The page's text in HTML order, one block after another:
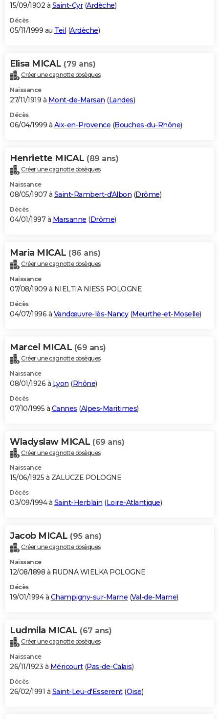
15/09/1902 à Saint-Cyr(Ardèche)
Décès
05/11/1999 au Teil (Ardèche)
Elisa MICAL (79 ans)
Créer une cagnotte obsèques
Naissance
27/11/1919 à Mont-de-Marsan (Landes)
Décès
06/04/1999 à Aix-en-Provence (Bouches-du-Rhône)
Henriette MICAL (89 ans)
Créer une cagnotte obsèques
Naissance
08/05/1907 à Saint-Rambert-d'Albon (Drôme)
Décès
04/01/1997 à Marsanne (Drôme)
Maria MICAL (86 ans)
Créer une cagnotte obsèques
Naissance
07/08/1909 à NIELTIA NIESS POLOGNE
Décès
04/07/1996 à Vandœuvre-lès-Nancy(Meurthe-et-Moselle)
Marcel MICAL (69 ans)
Créer une cagnotte obsèques
Naissance
08/01/1926 à Lyon (Rhône)
Décès
07/10/1995 à Cannes (Alpes-Maritimes)
Wladyslaw MICAL (69 ans)
Créer une cagnotte obsèques
Naissance
15/06/1925 à ZALUCZE POLOGNE
Décès
03/09/1994 à Saint-Herblain (Loire-Atlantique)
Jacob MICAL (95 ans)
Créer une cagnotte obsèques
Naissance
12/08/1898 à RUDNA WIELKA POLOGNE
Décès
19/01/1994 à Champigny-sur-Marne (Val-de-Marne)
Ludmila MICAL (67 ans)
Créer une cagnotte obsèques
Naissance
26/11/1923 à Méricourt(Pas-de-Calais)
Décès
26/02/1991 à Saint-Leu-d'Esserent(Oise)